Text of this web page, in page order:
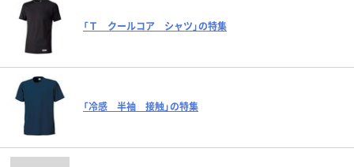
「Ｔ クールコア シャツ」の特集
「冷感 半袖 接触」の特集